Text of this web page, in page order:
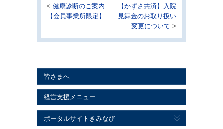
<健康診断のご案内
【会員事業所限定】
【かずさ共済】入院
見舞金のお取り扱い
変更について >
皆さまへ
経営支援メニュー
ポータルサイトきみなび